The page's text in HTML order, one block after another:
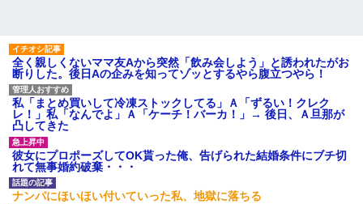
全く親しくないママ友Aから突然「飲み会しよう」と誘われたがお
断りした。後日Aの企みを知ってゾッとするやら腹立つやら！
私「まとめ買いして冷凍ストックしてる」Ａ「ずるい！クレク
レ！」私「なんでよ」Ａ「ケーチ！バーカ！」→ 後日、Ａ旦那が
凸してきた
彼女にプロポーズしてOK貰った俺、告げられた結婚条件にブチ切
れて無事婚約破棄・・・
ナンパにほいほい付いていった私、地獄に落ちる